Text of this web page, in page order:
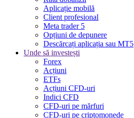
Aplicație mobilă
Client profesional
Meta trader 5
Opțiuni de depunere
Descărcați aplicația sau MT5
Unde să investești
Forex
Acțiuni
ETFs
Acțiuni CFD-uri
Indici CFD
CFD-uri pe mărfuri
CFD-uri pe criptomonede